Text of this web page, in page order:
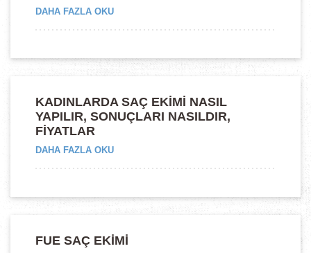
DAHA FAZLA OKU“KAŞ
KADINLARDA SAÇ EKIMI NASIL
YAPILIR, SONUÇLARI NASILDIR,
FIYATLAR
DAHA FAZLA OKU“KADINLARDA
YAPILIR,
FIYATLAR”
FUE SAÇ EKİMİ